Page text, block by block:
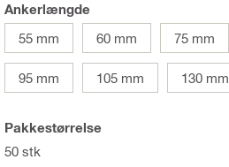
Ankerlængde
55 mm
60 mm 75 mm
95 mm 105 mm 130 mm
Pakkestørrelse
50 stk